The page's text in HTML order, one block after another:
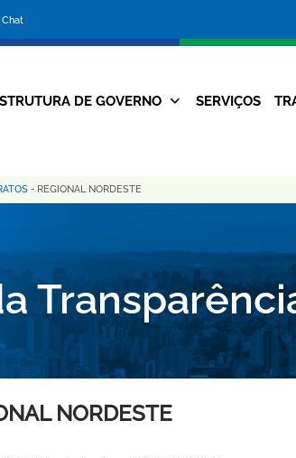
da
Prefeitura
Horizonte
Navegação
DE GOVERNO SERVIÇOS
- REGIONAL NORDESTE
NORDESTE